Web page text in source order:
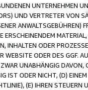
UNTERNEHMEN
UND VERTRETER VON
ERSCHEINENDEM
INHALTEN ODER
WEBSITE ODER DES GGF.
UNABHÄNGIG
IST ODER NICHT, (D)
(E) IHREN